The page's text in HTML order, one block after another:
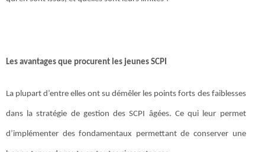
Les avantages que procurent les jeunes SCPI
La plupart d’entre elles ont su démêler les points forts des faiblesses
dans la stratégie de gestion des SCPI âgées. Ce qui leur permet
d’implémenter des fondamentaux permettant de conserver une